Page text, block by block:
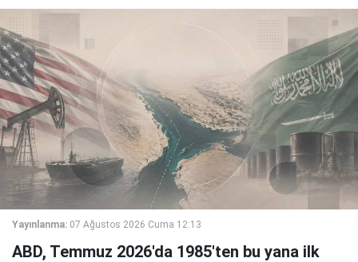
Yayınlanma: 07 Ağustos 2026 Cuma 12:13
ABD, Temmuz 2026'da 1985'ten bu yana ilk